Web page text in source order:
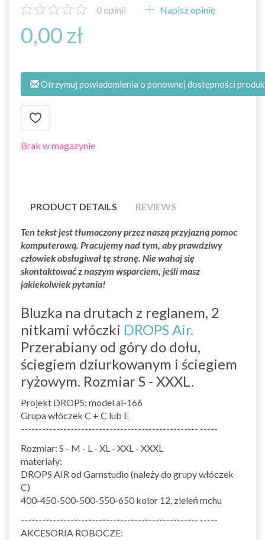
0 opinii Napisz opinię
0,00 zł
Otrzymuj powiadomienia o ponownej dostępności
Brak w magazynie
PRODUCT DETAILS REVIEWS
Ten tekst jest tłumaczony przez naszą przyjazną pomoc
komputerową. Pracujemy nad tym, aby prawdziwy
człowiek obsługiwał tę stronę. Nie wahaj się
skontaktować z naszym wsparciem, jeśli masz
jakiekolwiek pytania!
Bluzka na drutach z reglanem, 2
nitkami włóczki DROPS Air.
Przerabiany od góry do dołu,
ściegiem dziurkowanym i ściegiem
ryżowym. Rozmiar S - XXXL.
Projekt DROPS: model ai-166
Grupa włóczek C + C lub E
-------------------------------------------------- -----
Rozmiar: S - M - L - XL - XXL - XXXL
materiały:
DROPS AIR od Garnstudio (należy do grupy włóczek
C)
400-450-500-500-550-650 kolor 12, zieleń mchu
-------------------------------------------------- -----
AKCESORIA ROBOCZE: